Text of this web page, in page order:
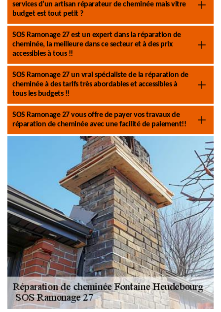
services d’un artisan réparateur de cheminée mais vitre
budget est tout petit ?
SOS Ramonage 27 est un expert dans la réparation de
cheminée, la meilleure dans ce secteur et à des prix
accessibles à tous !!
SOS Ramonage 27 un vrai spécialiste de la réparation de
cheminée à des tarifs très abordables et accessibles à
tous les budgets !!
SOS Ramonage 27 vous offre de payer vos travaux de
réparation de cheminée avec une facilité de paiement!!